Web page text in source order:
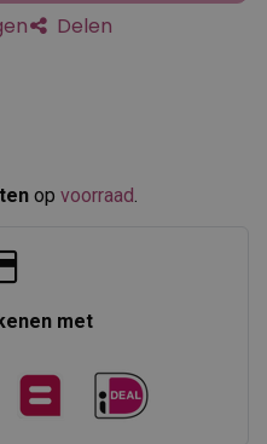
Delen
op voorraad
met